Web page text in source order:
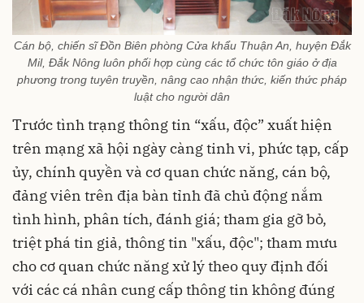
Cán bộ, chiến sĩ Đồn Biên phòng Cửa khẩu Thuận An, huyện Đắk
Mil, Đắk Nông luôn phối hợp cùng các tổ chức tôn giáo ở địa
phương trong tuyên truyền, nâng cao nhận thức, kiến thức pháp
luật cho người dân
Trước tình trạng thông tin “xấu, độc” xuất hiện
trên mạng xã hội ngày càng tinh vi, phức tạp, cấp
ủy, chính quyền và cơ quan chức năng, cán bộ,
đảng viên trên địa bàn tỉnh đã chủ động nắm
tình hình, phân tích, đánh giá; tham gia gỡ bỏ,
triệt phá tin giả, thông tin "xấu, độc"; tham mưu
cho cơ quan chức năng xử lý theo quy định đối
với các cá nhân cung cấp thông tin không đúng